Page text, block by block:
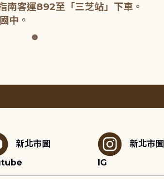
客運892至「三芝站」下車。
中。
新北市圖
新北市圖
IG